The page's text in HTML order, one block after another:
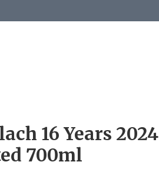
16 Years 2024
700ml